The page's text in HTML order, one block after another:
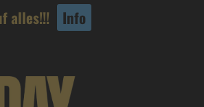
alles!!! Info